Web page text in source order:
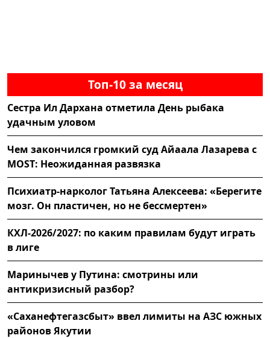
Топ-10 за месяц
Сестра Ил Дархана отметила День рыбака
удачным уловом
Чем закончился громкий суд Айаала Лазарева с
MOST: Неожиданная развязка
Психиатр-нарколог Татьяна Алексеева: «Берегите
мозг. Он пластичен, но не бессмертен»
КХЛ-2026/2027: по каким правилам будут играть
в лиге
Маринычев у Путина: смотрины или
антикризисный разбор?
«Саханефтегазсбыт» ввел лимиты на АЗС южных
районов Якутии